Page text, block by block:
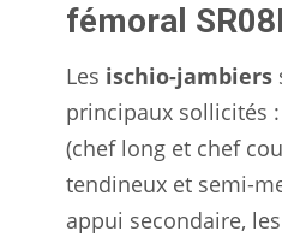
fémoral
Les ischio-jambiers
principaux sollicités
(chef long et chef
tendineux et semi-
appui secondaire,